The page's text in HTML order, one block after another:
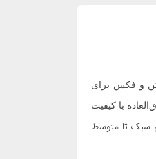
و فکس برای
با کیفیت
سبک تا متوسط